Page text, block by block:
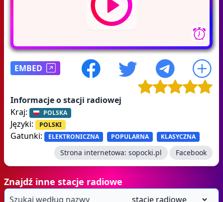
EMBED
Informacje o stacji radiowej
Kraj:
POLSKA
Języki: POLSKI
Gatunki: ELEKTRONICZNA POPULARNA KLASYCZNA
Strona internetowa: sopocki.pl Facebook
Znajdź inne stacje radiowe